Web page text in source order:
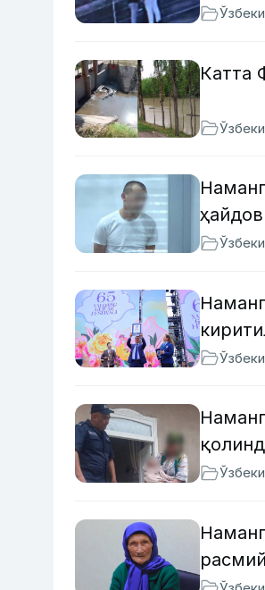
Катта